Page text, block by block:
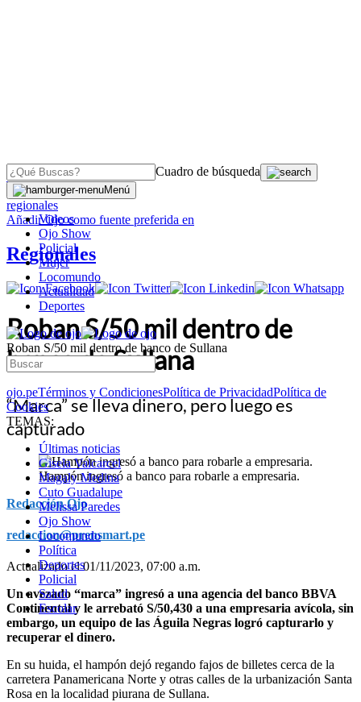
Cuadro de búsqueda
Menú
Videos
Ojo Show
Policial
Mujer
Locomundo
Actualidad
Deportes
Roban S/50 mil dentro de banco de Sullana
ojo.peTérminos y CondicionesPolítica de PrivacidadPolítica de
Cookies
TEMAS:
Últimas noticias
Gisela Valcarcel
Magaly Medina
Cuto Guadalupe
Melissa Paredes
Ojo Show
Locomundo
Política
Deportes
Policial
Salud
Escolar
OJO
regionales
AñadirOjocomo fuente preferida en
Regionales
Roban S/50 mil dentro de
banco de Sullana
“Marca” se lleva dinero, pero luego es
capturado
Hampón ingresó a banco para robarle a empresaria.
Redacción Ojo
redaccion@prensmart.pe
Actualizado el 01/11/2023, 07:00 a.m.
Un avezado “marca” ingresó a una agencia del banco BBVA
Continental y le arrebató S/50,430 a una empresaria avícola, sin
embargo, un equipo de las Águila Negras logró capturarlo y
recuperar el dinero.
En su huida, el hampón dejó regando fajos de billetes cerca de la
carretera Panamericana Norte y otras calles de la urbanización Santa
Rosa en la localidad piurana de Sullana.